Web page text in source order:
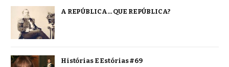
A REPÚBLICA… QUE REPÚBLICA?
Histórias E Estórias #69